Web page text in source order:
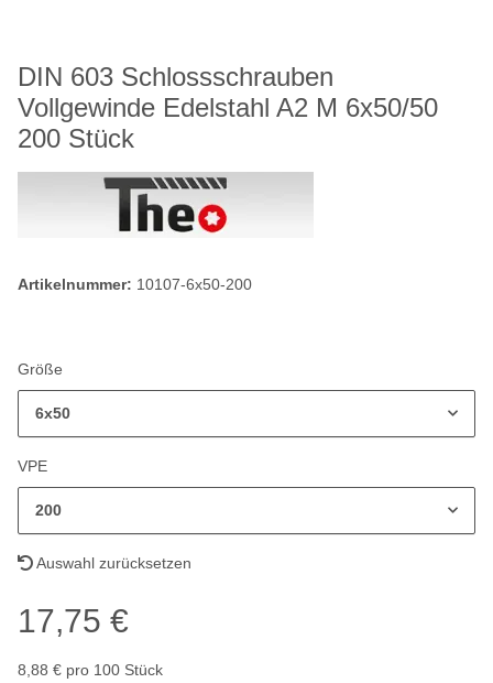
DIN 603 Schlossschrauben
Vollgewinde Edelstahl A2 M 6x50/50
200 Stück
Artikelnummer: 10107-6x50-200
Größe
6x50
VPE
200
Auswahl zurücksetzen
17,75 €
8,88 € pro 100 Stück